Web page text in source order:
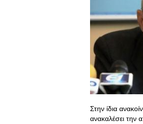
Στην ίδια
ανακαλέσει